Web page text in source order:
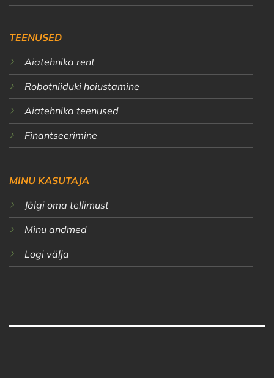
TEENUSED
Aiatehnika rent
Robotniiduki hoiustamine
Aiatehnika teenused
Finantseerimine
MINU KASUTAJA
Jälgi oma tellimust
Minu andmed
Logi välja